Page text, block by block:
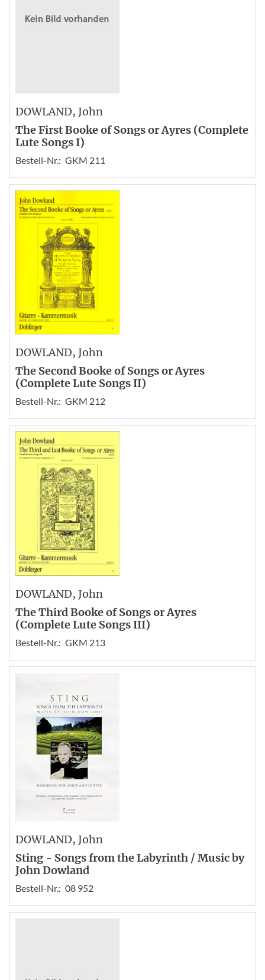
DOWLAND, John
The First Booke of Songs or Ayres (Complete
Lute Songs I)
Bestell-Nr.: GKM 211
DOWLAND, John
The Second Booke of Songs or Ayres
(Complete Lute Songs II)
Bestell-Nr.: GKM 212
DOWLAND, John
The Third Booke of Songs or Ayres
(Complete Lute Songs III)
Bestell-Nr.: GKM 213
DOWLAND, John
Sting - Songs from the Labyrinth / Music by
John Dowland
Bestell-Nr.: 08 952